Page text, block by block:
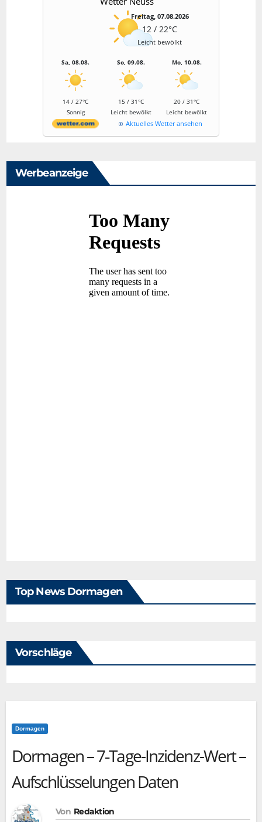
Freitag, 07.08.2026
12 / 22°C
Leicht bewölkt
Sa, 08.08.
14 / 27°C
Sonnig
So, 09.08.
15 / 31°C
Leicht bewölkt
Mo, 10.08.
20 / 31°C
Leicht bewölkt
Aktuelles Wetter ansehen
Werbeanzeige
Top News Dormagen
Vorschläge
Dormagen
Dormagen – 7‑Tage-Inzidenz-Wert –
Aufschlüsselungen Daten
Von Redaktion